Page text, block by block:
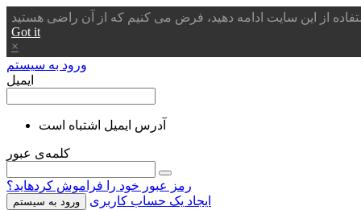
Got it
×
ورود به سیستم
ایمیل
آدرس ایمیل اشتباه است
کلمه‌ی عبور
رمز عبور خود را فراموش کردهاید؟
ورود به سیستم
ایجاد یک حساب کاربری